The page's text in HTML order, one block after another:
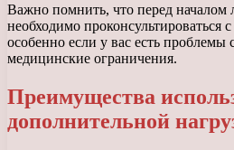
Важно помнить, что перед началом
необходимо проконсультироваться
особенно если у вас есть проблемы
медицинские ограничения.
Преимущества
дополнительной